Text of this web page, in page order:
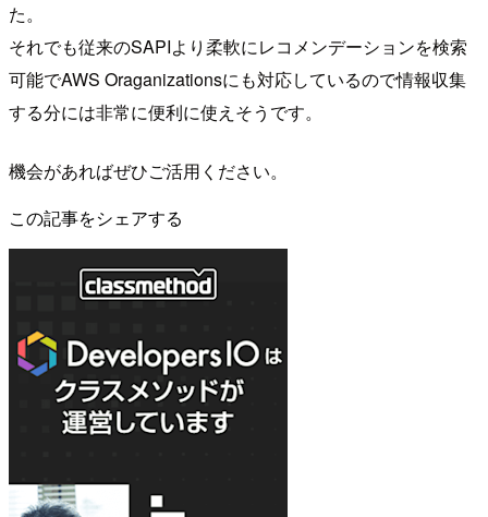
た。
それでも従来のSAPIより柔軟にレコメンデーションを検索
可能でAWS Oraganizationsにも対応しているので情報収集
する分には非常に便利に使えそうです。
機会があればぜひご活用ください。
この記事をシェアする